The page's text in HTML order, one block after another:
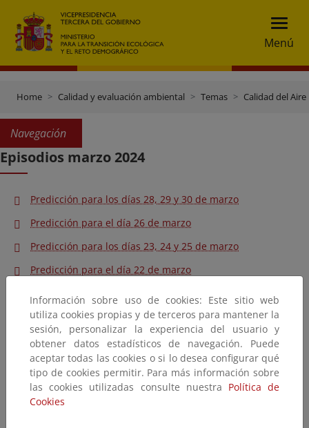
Menú
Home Calidad y evaluación ambiental Temas Calidad del Aire
Navegación
Episodios marzo 2024
Predicción para los días 28, 29 y 30 de marzo
Predicción para el día 26 de marzo
Predicción para los días 23, 24 y 25 de marzo
Predicción para el día 22 de marzo
Predicción para el día 21 de marzo
Predicción para el día 20 de marzo
Predicción para el día 19 de marzo
Predicción para los días 16, 17 y 18 de abril
Predicción para el día 15 de marzo
Información sobre uso de cookies: Este sitio web
utiliza cookies propias y de terceros para mantener la
sesión, personalizar la experiencia del usuario y
obtener datos estadísticos de navegación. Puede
aceptar todas las cookies o si lo desea configurar qué
tipo de cookies permitir. Para más información sobre
las cookies utilizadas consulte nuestra Política de
Cookies